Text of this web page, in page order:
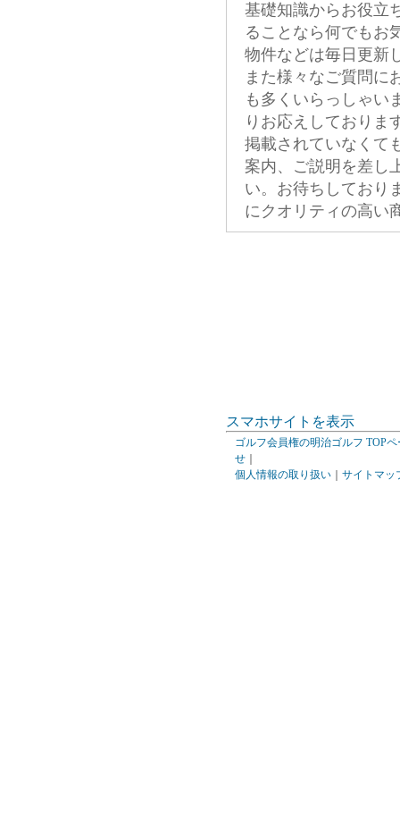
基礎知識からお役立
ることなら何でもお
物件などは毎日更新
また様々なご質問に
も多くいらっしゃい
りお応えしておりま
掲載されていなくて
案内、ご説明を差し
い。お待ちしており
にクオリティの高い
スマホサイトを表示
ゴルフ会員権の明治ゴルフ TOPペ
せ
個人情報の取り扱い
サイトマッ